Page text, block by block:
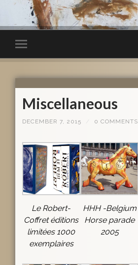
Miscellaneous
DECEMBER 7, 2015 0 COMMENTS
Le Robert-
Coffret éditions
limitées 1000
exemplaires
HHH -Belgium
Horse parade
2005